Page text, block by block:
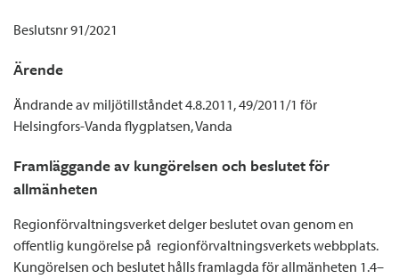
Beslutsnr 91/2021
Ärende
Ändrande av miljötillståndet 4.8.2011, 49/2011/1 för
Helsingfors-Vanda flygplatsen, Vanda
Framläggande av kungörelsen och beslutet för
allmänheten
Regionförvaltningsverket delger beslutet ovan genom en
offentlig kungörelse på regionförvaltningsverkets webbplats.
Kungörelsen och beslutet hålls framlagda för allmänheten 1.4–